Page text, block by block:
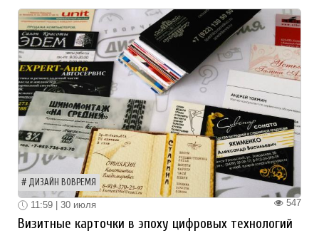
ДИЗАЙН ВОВРЕМЯ
547
11:59 | 30 июля
Визитные карточки в эпоху цифровых технологий